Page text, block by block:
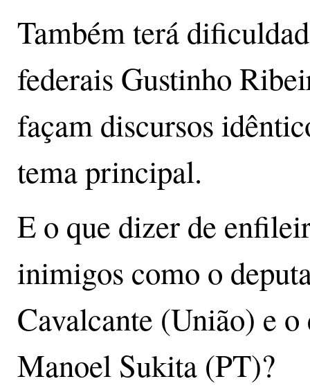
Também terá
federais Gustinho
façam discursos
tema principal.
E o que dizer de
inimigos como o
Cavalcante (União) e
Manoel Sukita (PT)?